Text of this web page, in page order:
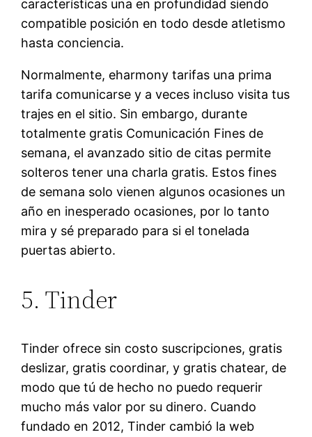
características una en profundidad siendo
compatible posición en todo desde atletismo
hasta conciencia.
Normalmente, eharmony tarifas una prima
tarifa comunicarse y a veces incluso visita tus
trajes en el sitio. Sin embargo, durante
totalmente gratis Comunicación Fines de
semana, el avanzado sitio de citas permite
solteros tener una charla gratis. Estos fines
de semana solo vienen algunos ocasiones un
año en inesperado ocasiones, por lo tanto
mira y sé preparado para si el tonelada
puertas abierto.
5. Tinder
Tinder ofrece sin costo suscripciones, gratis
deslizar, gratis coordinar, y gratis chatear, de
modo que tú de hecho no puedo requerir
mucho más valor por su dinero. Cuando
fundado en 2012, Tinder cambió la web